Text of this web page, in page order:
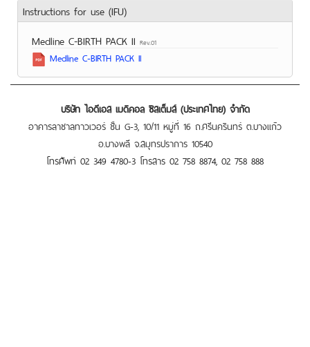
Instructions for use (IFU)
Medline C-BIRTH PACK II Rev.01
Medline C-BIRTH PACK II
บริษัท ไอดีเอส เมดิคอล ซิสเต็มส์ (ประเทศไทย) จำกัด
อาคารลาซาลทาวเวอร์ ชั้น G-3, 10/11 หมู่ที่ 16 ถ.ศรีนครินทร์ ต.บางแก้ว
อ.บางพลี จ.สมุทรปราการ 10540
โทรศัพท์ 02 349 4780-3 โทรสาร 02 758 8874, 02 758 888